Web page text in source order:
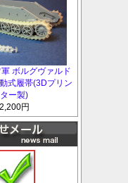
ボルグヴァルド
式履帯(3Dプリン
ター製)
2,200円